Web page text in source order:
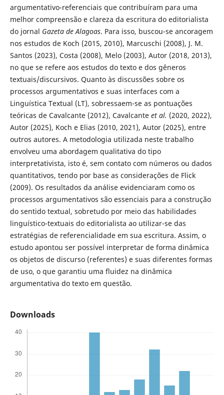
argumentativo-referenciais que contribuíram para uma
melhor compreensão e clareza da escritura do editorialista
do jornal Gazeta de Alagoas. Para isso, buscou-se ancoragem
nos estudos de Koch (2015, 2010), Marcuschi (2008), J. M.
Santos (2023), Costa (2008), Melo (2003), Autor (2018, 2013),
no que se refere aos estudos do texto e dos gêneros
textuais/discursivos. Quanto às discussões sobre os
processos argumentativos e suas interfaces com a
Linguística Textual (LT), sobressaem-se as pontuações
teóricas de Cavalcante (2012), Cavalcante et al. (2020, 2022),
Autor (2025), Koch e Elias (2010, 2021), Autor (2025), entre
outros autores. A metodologia utilizada neste trabalho
envolveu uma abordagem qualitativa do tipo
interpretativista, isto é, sem contato com números ou dados
quantitativos, tendo por base as considerações de Flick
(2009). Os resultados da análise evidenciaram como os
processos argumentativos são essenciais para a construção
do sentido textual, sobretudo por meio das habilidades
linguístico-textuais do editorialista ao utilizar-se das
estratégias de referencialidade em sua escritura. Assim, o
estudo apontou ser possível interpretar de forma dinâmica
os objetos de discurso (referentes) e suas diferentes formas
de uso, o que garantiu uma fluidez na dinâmica
argumentativa do texto em questão.
Downloads